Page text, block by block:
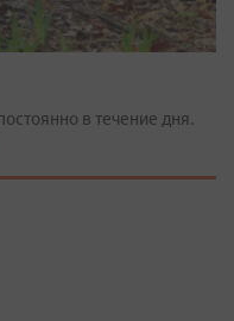
в течение дня.